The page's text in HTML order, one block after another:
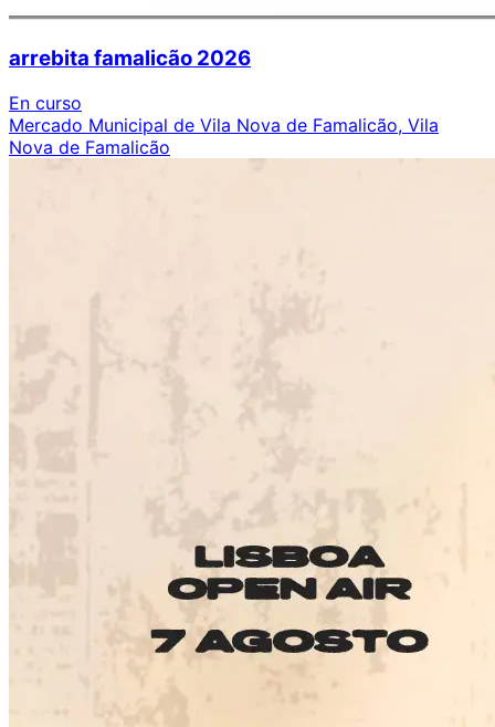
arrebita famalicão 2026
En curso
Mercado Municipal de Vila Nova de Famalicão, Vila
Nova de Famalicão